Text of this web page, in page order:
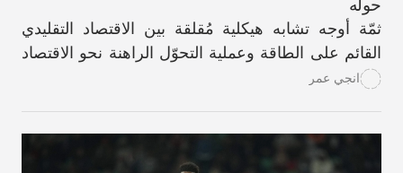
حوله
ثمّة أوجه تشابه هيكلية مُقلقة بين الاقتصاد التقليدي
القائم على الطاقة وعملية التحوّل الراهنة نحو الاقتصاد
الأخضر.انجي عمر